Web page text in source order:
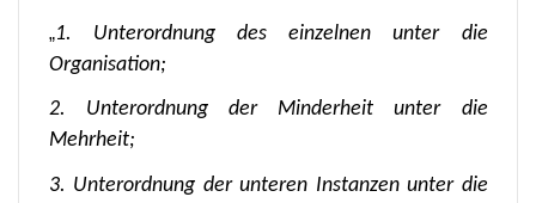
„1. Unterordnung des einzelnen unter die
Organisation;
2. Unterordnung der Minderheit unter die
Mehrheit;
3. Unterordnung der unteren Instanzen unter die